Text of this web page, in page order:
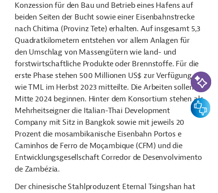
Konzession für den Bau und Betrieb eines Hafens auf
beiden Seiten der Bucht sowie einer Eisenbahnstrecke
nach Chitima (Provinz Tete) erhalten. Auf insgesamt 5,3
Quadratkilometern entstehen vor allem Anlagen für
den Umschlag von Massengütern wie land- und
forstwirtschaftliche Produkte oder Brennstoffe. Für die
erste Phase stehen 500 Millionen US$ zur Verfügung,
wie TML im Herbst 2023 mitteilte. Die Arbeiten sollen
Mitte 2024 beginnen. Hinter dem Konsortium stehen als
Mehrheitseigner die Italian-Thai Development
Company mit Sitz in Bangkok sowie mit jeweils 20
Prozent die mosambikanische Eisenbahn Portos e
Caminhos de Ferro de Moçambique (CFM) und die
Entwicklungsgesellschaft Corredor de Desenvolvimento
de Zambézia.
Der chinesische Stahlproduzent Eternal Tsingshan hat
KI-